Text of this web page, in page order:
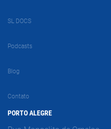
SL DOCS
Podcasts
Blog
Contato
PORTO ALEGRE